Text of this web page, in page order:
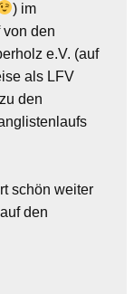
) im
den
e.V. (auf
als LFV
den
schön weiter
den